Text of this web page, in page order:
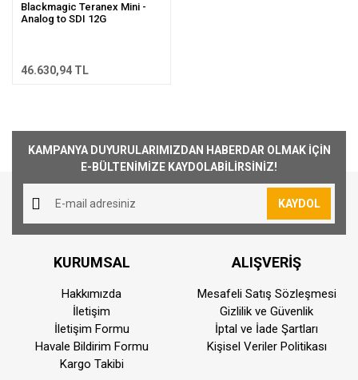
Blackmagic Teranex Mini -
Analog to SDI 12G
46.630,94 TL
KAMPANYA DUYURULARIMIZDAN HABERDAR OLMAK İÇİN
E-BÜLTENİMİZE KAYDOLABİLİRSİNİZ!
KAYDOL
KURUMSAL
Hakkımızda
İletişim
İletişim Formu
Havale Bildirim Formu
Kargo Takibi
ALIŞVERİŞ
Mesafeli Satış Sözleşmesi
Gizlilik ve Güvenlik
İptal ve İade Şartları
Kişisel Veriler Politikası